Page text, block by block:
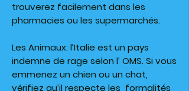
trouverez facilement dans les
pharmacies ou les supermarchés.
Les Animaux: l’Italie est un pays
indemne de rage selon l’ OMS. Si vous
emmenez un chien ou un chat,
vérifiez qu’il respecte les formalités